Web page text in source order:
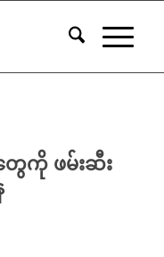
ေကို ဖမ်းဆီး